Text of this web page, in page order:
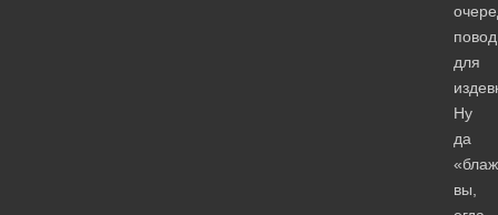
повод
для
Ну
да
вы,